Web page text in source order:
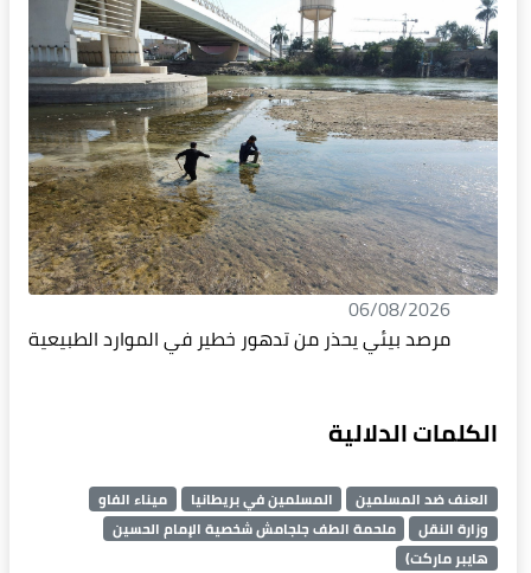
06/08/2026
مرصد بيئي يحذر من تدهور خطير في الموارد الطبيعية
الكلمات الدلالية
العنف ضد المسلمين المسلمين في بريطانيا
ميناء الفاو
وزارة النقل
ملحمة الطف جلجامش شخصية الإمام الحسين
هايبر ماركت)